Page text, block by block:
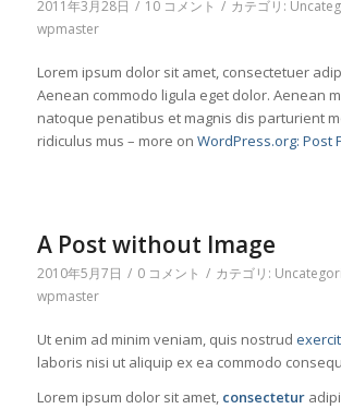
2011年3月28日 / 10 コメント / カテゴリ:
wpmaster
Lorem ipsum dolor sit amet, consectetuer
Aenean commodo ligula eget dolor. Aenean
natoque penatibus et magnis dis parturient
ridiculus mus – more on WordPress.org: Post
A Post without Image
2010年5月7日 / 0 コメント / カテゴリ:
wpmaster
Ut enim ad minim veniam, quis nostrud
laboris nisi ut aliquip ex ea commodo
Lorem ipsum dolor sit amet, consectetur